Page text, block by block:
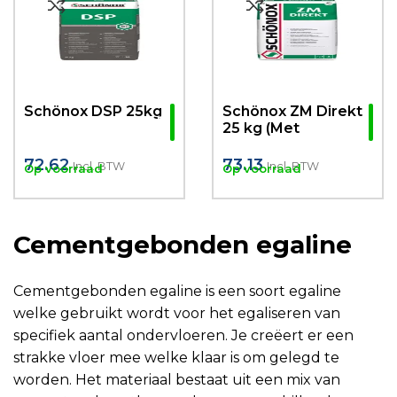
Schönox DSP 25kg
72.62 Incl. BTW
Op voorraad
Schönox ZM Direkt
25 kg (Met
Primer)
73.13 Incl. BTW
Op voorraad
Cementgebonden egaline
Cementgebonden egaline is een soort egaline
welke gebruikt wordt voor het egaliseren van
specifiek aantal ondervloeren. Je creëert er een
strakke vloer mee welke klaar is om gelegd te
worden. Het materiaal bestaat uit een mix van